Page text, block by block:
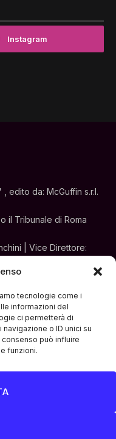
tecnologie come i
informazioni del
ci permetterà di
o ID unici su
può influire
funzioni.
Instagram
edito da: McGuffin s.r.l.
il Tribunale di Roma
| Vice Direttore: